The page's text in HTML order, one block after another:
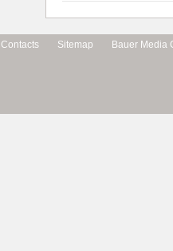
Contacts Sitemap Bauer Media